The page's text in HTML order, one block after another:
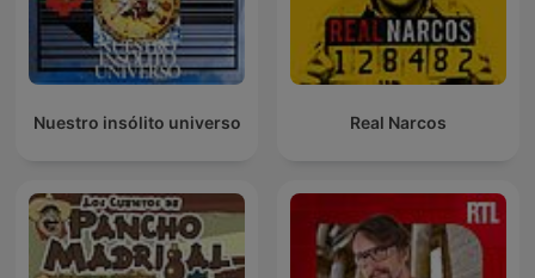
Nuestro insólito universo Real Narcos